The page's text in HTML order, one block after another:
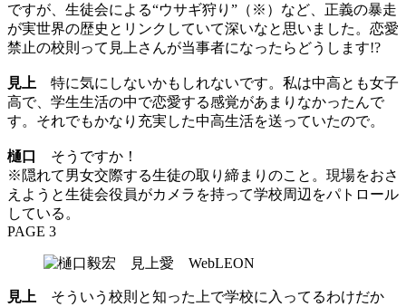
ですが、生徒会による“ウサギ狩り”（※）など、正義の暴走
が実世界の歴史とリンクしていて深いなと思いました。恋愛
禁止の校則って見上さんが当事者になったらどうします!?
見上 特に気にしないかもしれないです。私は中高とも女子
高で、学生生活の中で恋愛する感覚があまりなかったんで
す。それでもかなり充実した中高生活を送っていたので。
樋口
そうですか！
※隠れて男女交際する生徒の取り締まりのこと。現場をおさ
えようと生徒会役員がカメラを持って学校周辺をパトロール
している。
PAGE 3
見上 そういう校則と知った上で学校に入ってるわけだか